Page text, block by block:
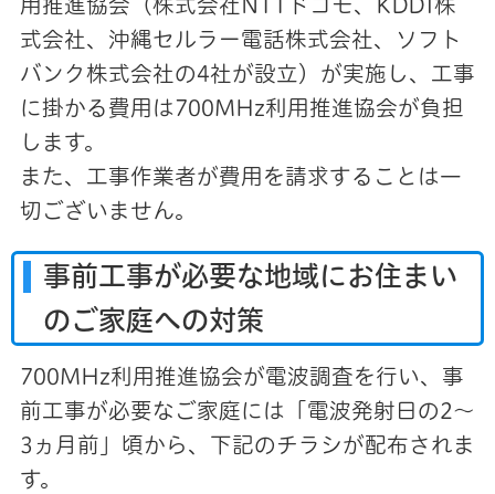
用推進協会（株式会社NTTドコモ、KDDI株
式会社、沖縄セルラー電話株式会社、ソフト
バンク株式会社の4社が設立）が実施し、工事
に掛かる費用は700MHz利用推進協会が負担
します。
また、工事作業者が費用を請求することは一
切ございません。
事前工事が必要な地域にお住まい
のご家庭への対策
700MHz利用推進協会が電波調査を行い、事
前工事が必要なご家庭には「電波発射日の2～
3ヵ月前」頃から、下記のチラシが配布されま
す。